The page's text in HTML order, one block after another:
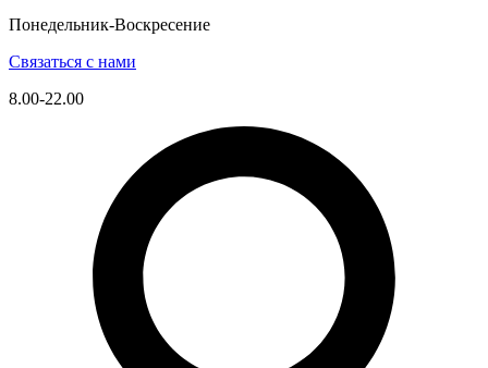
Понедельник-Воскресение
Связаться с нами
8.00-22.00